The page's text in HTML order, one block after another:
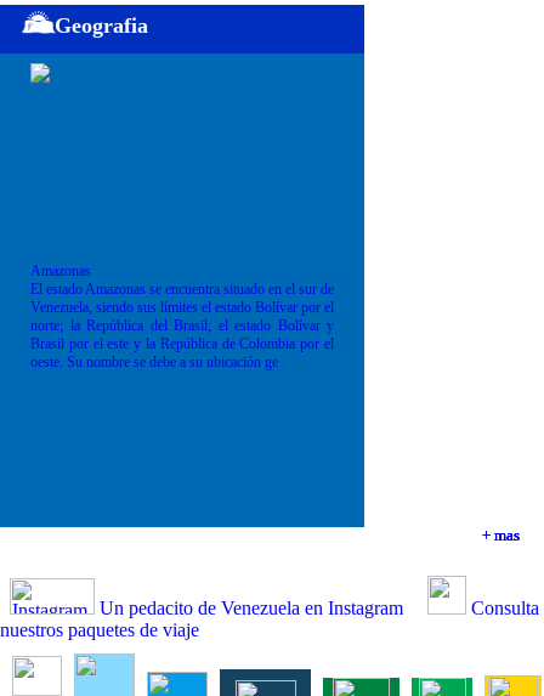
+ mas
+ mas
+ mas
Geografia
Amazonas
El estado Amazonas se encuentra situado en el sur de
Venezuela, siendo sus límites el estado Bolívar por el
norte; la República del Brasil; el estado Bolívar y
Brasil por el este y la República de Colombia por el
oeste. Su nombre se debe a su ubicación ge
+ mas
Un pedacito de Venezuela en Instagram
Consulta
nuestros paquetes de viaje